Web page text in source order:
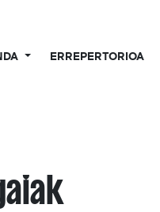
ERREPERTORIOA